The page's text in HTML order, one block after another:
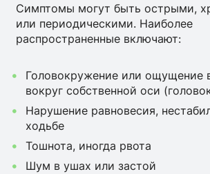
Симптомы могут быть острыми,
или периодическими. Наиболее
распространенные включают:
Головокружение или ощущение
вокруг собственной оси
Нарушение равновесия,
ходьбе
Тошнота, иногда рвота
Шум в ушах или застой